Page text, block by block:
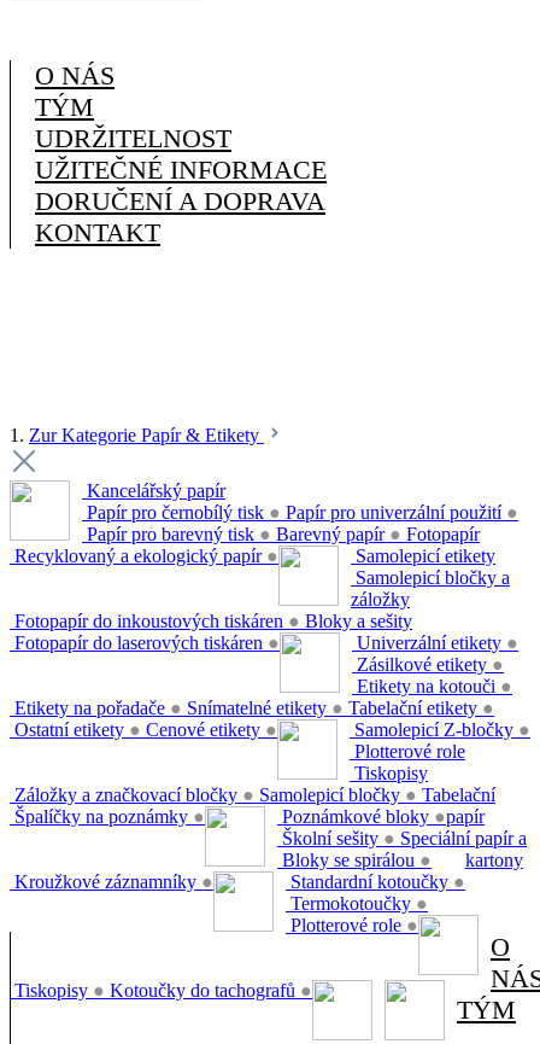
O NÁS
TÝM
UDRŽITELNOST
UŽITEČNÉ INFORMACE
DORUČENÍ A DOPRAVA
KONTAKT
1. Zur Kategorie Papír & Etikety
Kancelářský papír
Papír pro černobílý tisk ● Papír pro univerzální použití ●
Papír pro barevný tisk ● Barevný papír ●
Recyklovaný a ekologický papír ●
Fotopapír
Fotopapír do inkoustových tiskáren ●
Fotopapír do laserových tiskáren ●
Samolepicí etikety
Univerzální etikety ●
Zásilkové etikety ●
Etikety na kotouči ●
Etikety na pořadače ● Snímatelné etikety ● Tabelační etikety ●
Ostatní etikety ● Cenové etikety ●
Samolepicí bločky a
záložky
Samolepicí Z-bločky ●
Záložky a značkovací bločky ● Samolepicí bločky ●
Špalíčky na poznámky ●
Bloky a sešity
Poznámkové bloky ●
Školní sešity ●
Bloky se spirálou ●
Kroužkové záznamníky ●
Plotterové role
Standardní kotoučky ●
Termokotoučky ●
Plotterové role ●
Tiskopisy
Tiskopisy ● Kotoučky do tachografů ●
Tabelační
papír
Speciální papír a
kartony
O
TÝM